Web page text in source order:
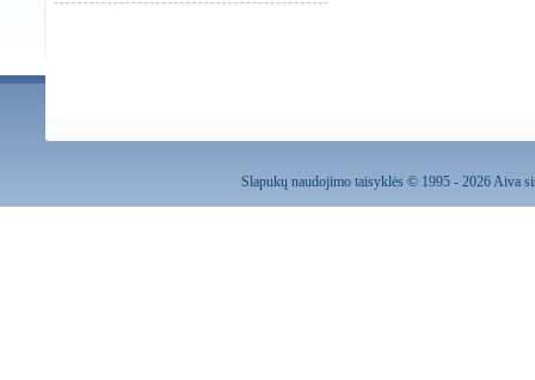
Slapukų naudojimo taisyklės© 1995 - 2026 Aiva